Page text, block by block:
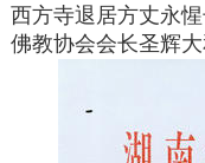
西方寺退居方丈永
佛教协会会长圣辉